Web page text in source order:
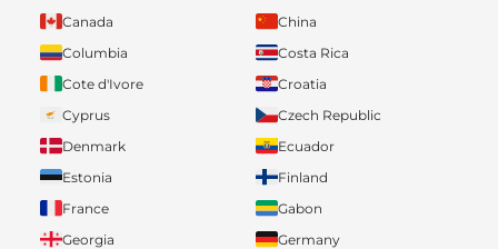
Canada
China
Columbia
Costa Rica
Cote d'Ivore
Croatia
Cyprus
Czech Republic
Denmark
Ecuador
Estonia
Finland
France
Gabon
Georgia
Germany